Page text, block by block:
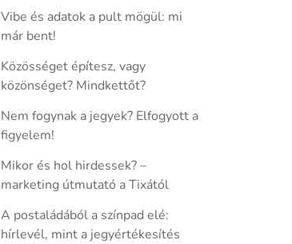
Vibe és adatok a pult mögül: mi
már bent!
Közösséget építesz, vagy
közönséget? Mindkettőt?
Nem fogynak a jegyek? Elfogyott a
figyelem!
Mikor és hol hirdessek? –
marketing útmutató a Tixától
A postaládából a színpad elé:
hírlevél, mint a jegyértékesítés